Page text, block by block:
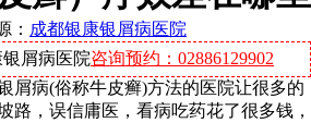
： 成都银康银屑病医院
屑病医院咨询预约：02886129902
屑病(俗称牛皮癣)方法的医院让很多的
路，误信庸医，看病吃药花了很多钱，